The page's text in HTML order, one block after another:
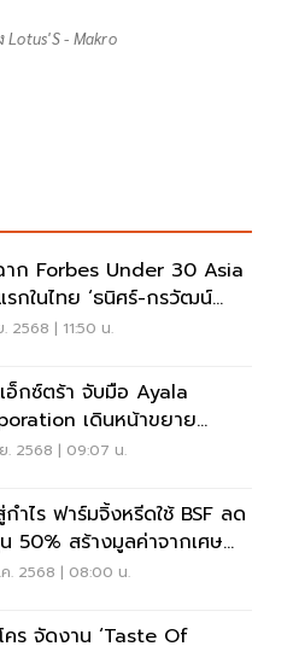
Lotus'S - Makro
าก Forbes Under 30 Asia
รกในไทย ‘ธนิศร์-กรวัฒน์
นนท์’ ร่วมโชว์วิสัยทัศน์
. 2568 | 11:50 น.
กซ์ตร้า จับมือ Ayala
เดินหน้าขยาย
โคร” สู่ตลาดฟิลิปปินส์
. 2568 | 09:07 น.
กำไร ฟาร์มจิ้งหรีดใช้ BSF ลด
50% สร้างมูลค่าจากเศษ
รแม็คโคร-โลตัส
. 2568 | 08:00 น.
คร จัดงาน ‘Taste Of